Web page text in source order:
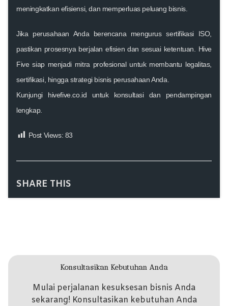
meningkatkan efisiensi, dan memperluas peluang bisnis.
Jika perusahaan Anda berencana mengurussertifikasi ISO,
pastikan prosesnya berjalan efisien dan sesuai ketentuan. Hive
Five siap menjadi mitra profesional untuk membantu legalitas,
sertifikasi, hingga strategi bisnis perusahaan Anda.
Kunjungi hivefive.co.id untuk konsultasi dan pendampingan
lengkap.
Post Views: 83
SHARE THIS
Konsultasikan Kebutuhan Anda
Mulai perjalanan kesuksesan bisnis Anda
sekarang! Konsultasikan kebutuhan Anda